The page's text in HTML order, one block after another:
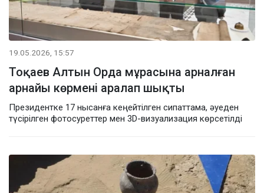
19.05.2026, 15:57
Тоқаев Алтын Орда мұрасына арналған
арнайы көрмені аралап шықты
Президентке 17 нысанға кеңейтілген сипаттама, әуеден
түсірілген фотосуреттер мен 3D-визуализация көрсетілді